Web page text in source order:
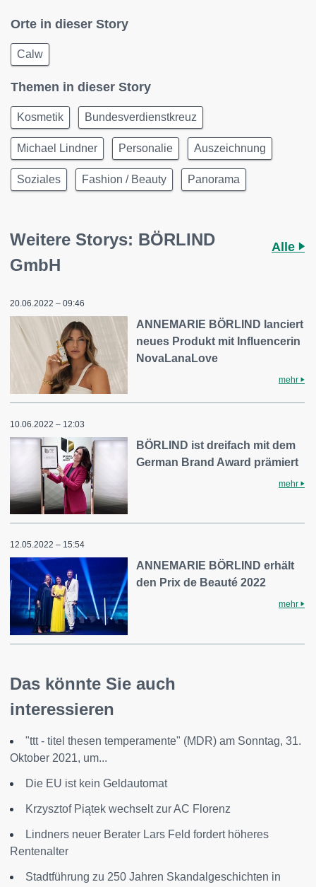
Orte in dieser Story
Calw
Themen in dieser Story
Kosmetik Bundesverdienstkreuz
Michael Lindner Personalie Auszeichnung
Soziales Fashion / Beauty Panorama
Weitere Storys: BÖRLIND
GmbH
Alle
20.06.2022 – 09:46
ANNEMARIE BÖRLIND lanciert
neues Produkt mit Influencerin
NovaLanaLove
mehr
10.06.2022 – 12:03
BÖRLIND ist dreifach mit dem
German Brand Award prämiert
mehr
12.05.2022 – 15:54
ANNEMARIE BÖRLIND erhält
den Prix de Beauté 2022
mehr
Das könnte Sie auch
interessieren
"ttt - titel thesen temperamente" (MDR) am Sonntag, 31.
Oktober 2021, um...
Die EU ist kein Geldautomat
Krzysztof Piątek wechselt zur AC Florenz
Lindners neuer Berater Lars Feld fordert höheres
Rentenalter
Stadtführung zu 250 Jahren Skandalgeschichten in